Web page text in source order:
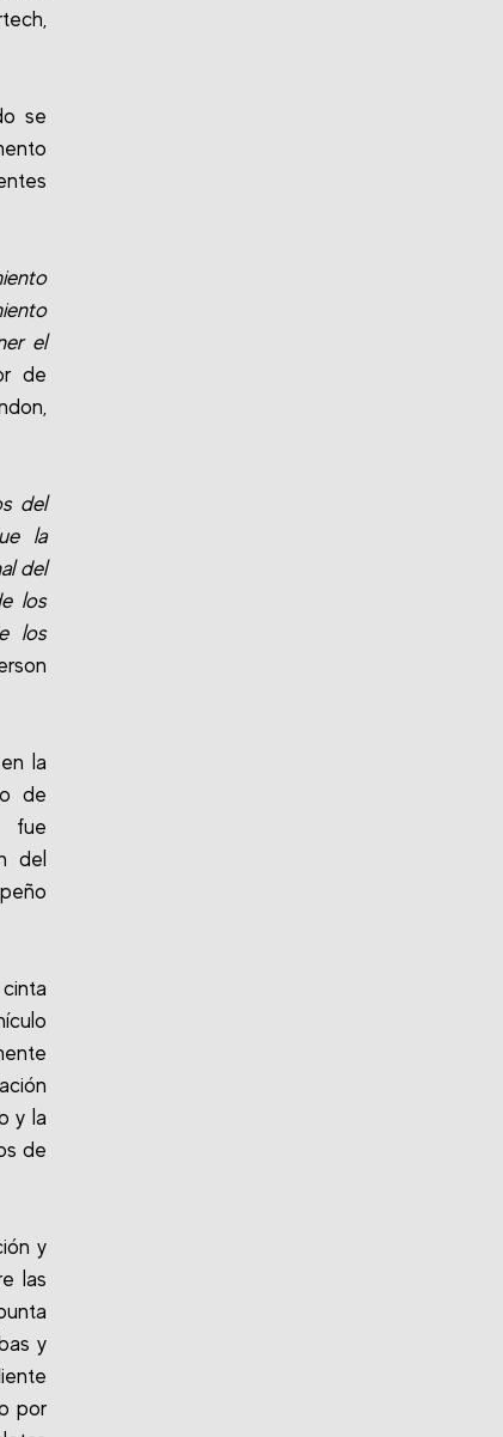
se
el
de
del
la
del
los
los
la
de
fue
del
y la
de
y
las
y
por